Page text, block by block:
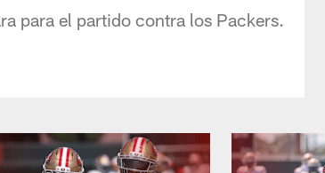
para el partido contra los Packers.